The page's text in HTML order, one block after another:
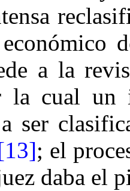
a la
la cual un
ser
; el
daba el